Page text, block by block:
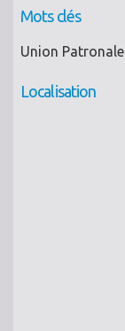
Mots clés
Union Patronale
Localisation